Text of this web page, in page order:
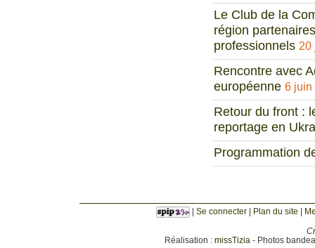
Le Club de la
région
professionnels 20
Rencontre avec
européenne 6 juin
Retour du front :
reportage en
Programmation
Se connecter Plan du site
Réalisation : missTizia - Photos